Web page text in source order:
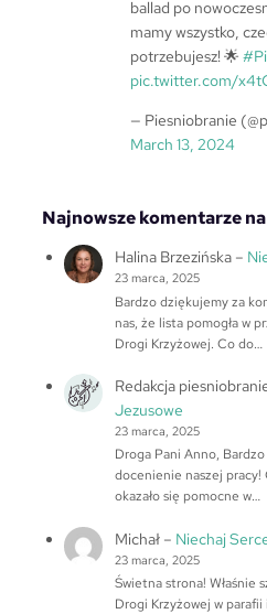
ballad po
mamy wszystko,
potrzebujesz! 🌟
pic.twitter.com/
— Piesniobranie
March 13, 2024
Najnowsze komentarze
Halina Brzezińska–
23 marca, 2025
Bardzo dziękujemy za
nas, że lista pomogła w
Drogi Krzyżowej. Co do…
Redakcja
Jezusowe
23 marca, 2025
Droga Pani Anno, Bardzo
docenienie naszej pracy!
okazało się pomocne w…
Michał– Niechaj
23 marca, 2025
Świetna strona! Właśnie
Drogi Krzyżowej w